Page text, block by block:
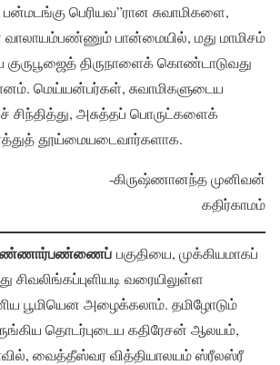
பெரியவ”ரான சுவாமிகளை,
பான்மையில், மது மாமிசம்
திருநாளைக் கொண்டாடுவது
மெய்யன்பர்கள், சுவாமிகளுடைய
சிந்தித்து, அசுத்தப் பொருட்களைக்
தூய்மையடைவார்களாக.
-கிருஷ்ணானந்த முனிவன்
கதிர்காமம்
வண்ணார்பண்ணைப் பகுதியை, முக்கியமாகப்
சிவலிங்கப்புளியடி வரையிலுள்ள
பூமியென அழைக்கலாம். தமிழோடும்
தொடர்புடைய கதிரேசன் ஆலயம்,
வைத்தீஸ்வர வித்தியாலயம் ஸ்ரீலஸ்ரீ